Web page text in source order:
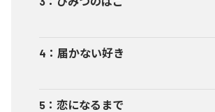
4 ： 届かない好き
5 ： 恋になるまで